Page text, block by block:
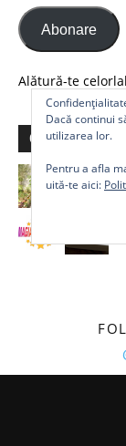
Abonare
Alătură-te
Comunitate
Dacă continui
utilizarea lor.
Pentru a afla
uită-te aici: